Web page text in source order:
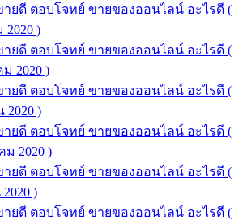
ายดี ตอบโจทย์ ขายของออนไลน์ อะไรดี (
2020 )
ายดี ตอบโจทย์ ขายของออนไลน์ อะไรดี (
2020 )
ายดี ตอบโจทย์ ขายของออนไลน์ อะไรดี (
2020 )
ายดี ตอบโจทย์ ขายของออนไลน์ อะไรดี (
2020 )
ายดี ตอบโจทย์ ขายของออนไลน์ อะไรดี (
)
ายดี ตอบโจทย์ ขายของออนไลน์ อะไรดี (